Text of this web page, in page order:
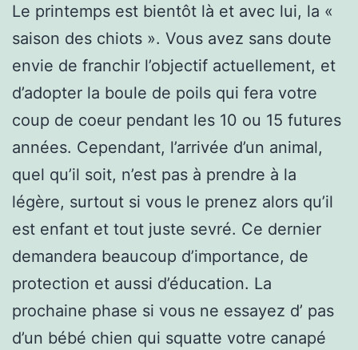
Le printemps est bientôt là et avec lui, la «
saison des chiots ». Vous avez sans doute
envie de franchir l’objectif actuellement, et
d’adopter la boule de poils qui fera votre
coup de coeur pendant les 10 ou 15 futures
années. Cependant, l’arrivée d’un animal,
quel qu’il soit, n’est pas à prendre à la
légère, surtout si vous le prenez alors qu’il
est enfant et tout juste sevré. Ce dernier
demandera beaucoup d’importance, de
protection et aussi d’éducation. La
prochaine phase si vous ne essayez d’ pas
d’un bébé chien qui squatte votre canapé